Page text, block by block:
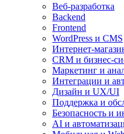
Веб-разработка
Backend
Frontend
WordPress и CMS
Интернет-
CRM и бизнес-
Маркетинг и
Интеграции и
Дизайн и UX/UI
Поддержка и
Безопасность и
AI и